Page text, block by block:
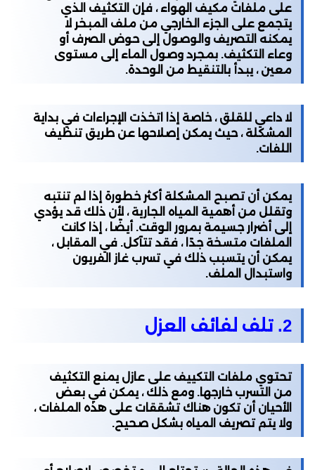
على ملفات مكيف الهواء ، فإن التكثيف الذي
يتجمع على الجزء الخارجي من ملف المبخر لا
يمكنه التصريف والوصول إلى حوض الصرف أو
وعاء التكثيف. بمجرد وصول الماء إلى مستوى
معين ، يبدأ بالتنقيط من الوحدة.
لا داعي للقلق ، خاصة إذا اتخذت الإجراءات في بداية
المشكلة ، حيث يمكن إصلاحها عن طريق تنظيف
اللفات.
يمكن أن تصبح المشكلة أكثر خطورة إذا لم تنتبه
وتقلل من أهمية المياه الجارية ، لأن ذلك قد يؤدي
إلى أضرار جسيمة بمرور الوقت. أيضًا ، إذا كانت
الملفات متسخة جدًا ، فقد تتآكل. في المقابل ،
يمكن أن يتسبب ذلك في تسرب غاز الفريون
واستبدال الملف.
2. تلف لفائف العزل
تحتوي ملفات التكييف على عازل يمنع التكثيف
من التسرب خارجها. ومع ذلك ، يمكن في بعض
الأحيان أن تكون هناك تشققات على هذه الملفات ،
ولا يتم تصريف المياه بشكل صحيح.